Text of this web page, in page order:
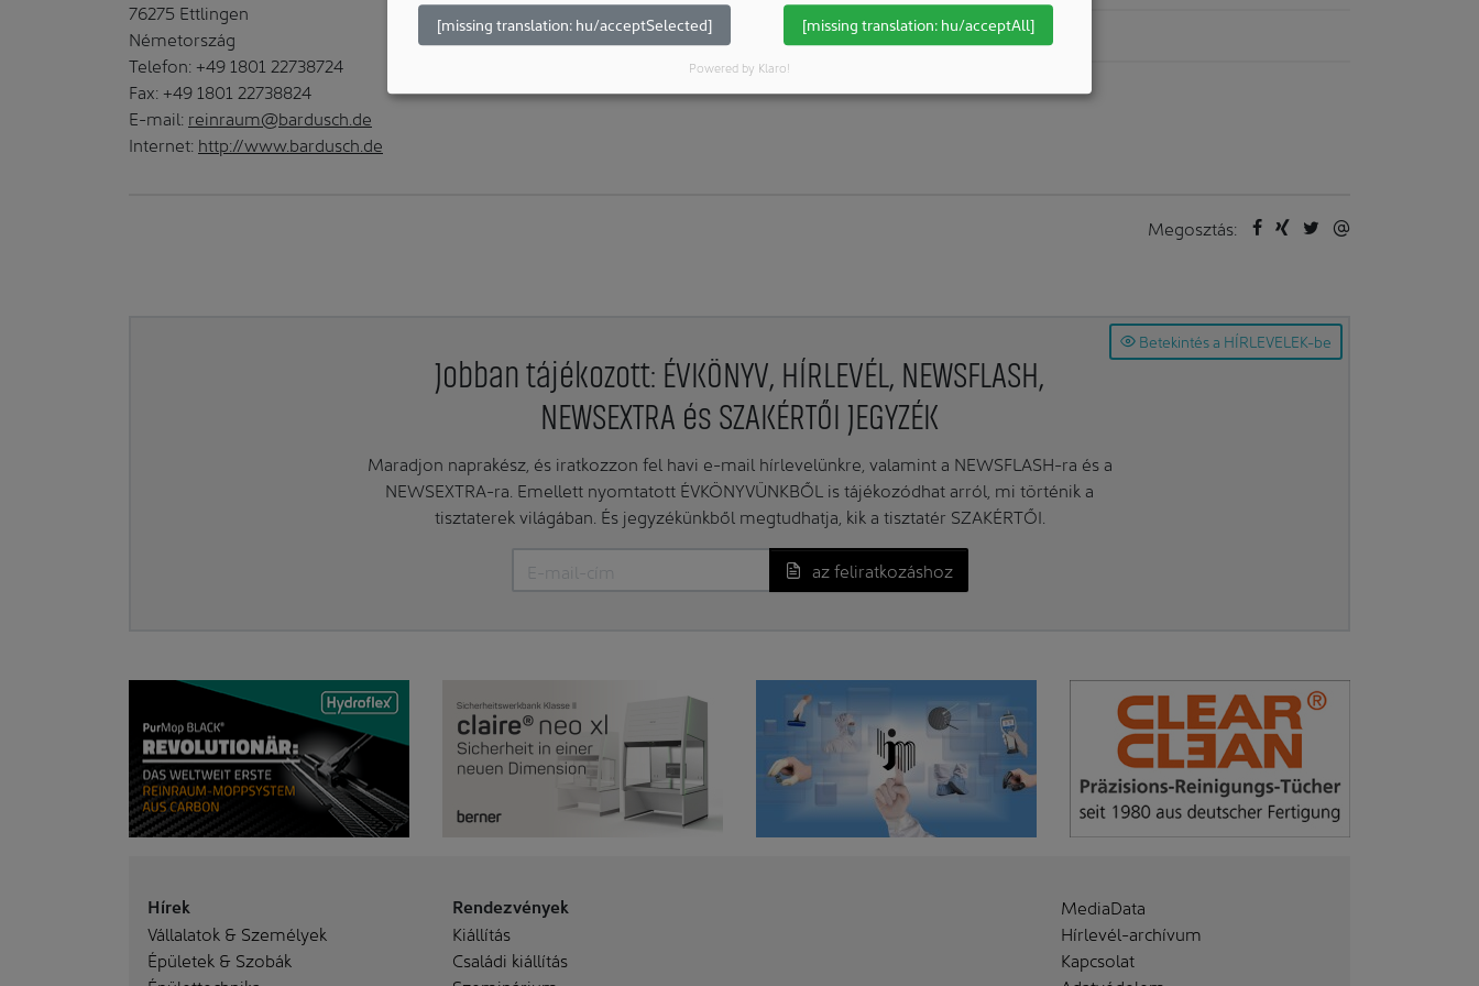
76275 Ettlingen
Németország
Telefon: +49 1801 22738724
Fax: +49 1801 22738824
E-mail: reinraum@bardusch.de
Internet: http://www.bardusch.de
További cikkek ezekhez a rovatokhoz: Vállalatok & Személyek: jubileum
Megosztás:
Betekintés a HÍRLEVELEK-be
Jobban tájékozott: ÉVKÖNYV, HÍRLEVÉL, NEWSFLASH,
NEWSEXTRA és SZAKÉRTŐI JEGYZÉK
Maradjon naprakész, és iratkozzon fel havi e-mail hírlevelünkre, valamint a NEWSFLASH-ra és a
NEWSEXTRA-ra. Emellett nyomtatott ÉVKÖNYVÜNKBŐL is tájékozódhat arról, mi történik a
tisztaterek világában. És jegyzékünkből megtudhatja, kik a tisztatér SZAKÉRTŐI.
az feliratkozáshoz
Hírek
Vállalatok & Személyek
Épületek & Szobák
Rendezvények
Kiállítás
Családi kiállítás
MediaData
Hírlevél-archívum
Kapcsolat
[missing translation: hu/acceptSelected] [missing translation: hu/acceptAll]
Powered by Klaro!